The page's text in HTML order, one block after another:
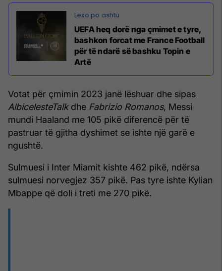
UEFA heq dorë nga çmimet e tyre,
bashkon forcat me France Football
për të ndarë së bashku Topin e
Artë
Votat për çmimin 2023 janë lëshuar dhe sipas
AlbicelesteTalkdhe Fabrizio Romanos, Messi
mundi Haaland me 105 pikë diferencë për të
pastruar të gjitha dyshimet se ishte një garë e
ngushtë.
Sulmuesi i Inter Miamit kishte 462 pikë, ndërsa
sulmuesi norvegjez 357 pikë. Pas tyre ishte Kylian
Mbappe që doli i treti me 270 pikë.